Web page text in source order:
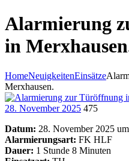
Alarmierung
in
HomeNeuigkeitenEinsätze
Merxhausen.
28. November 2025 475
Datum: 28. November 2025
Alarmierungsart: FK HLF
Dauer: 1 Stunde 8 Minuten